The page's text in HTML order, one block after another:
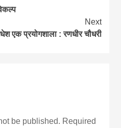
Next
एक प्रयोगशाला : रणधीर चौधरी
be published. Required